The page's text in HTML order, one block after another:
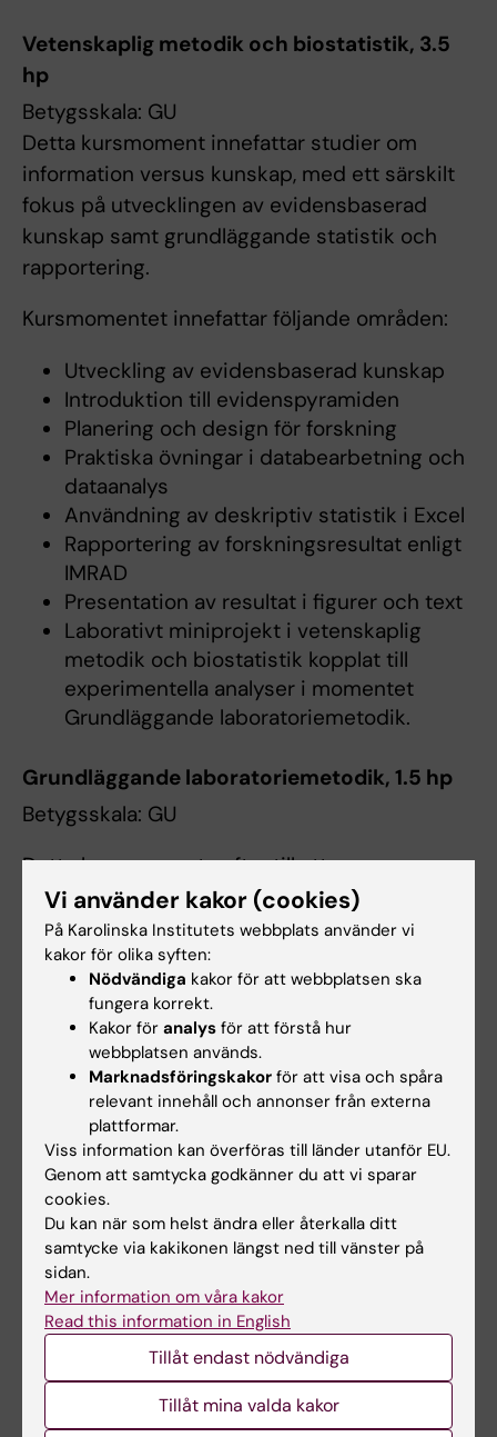
Vetenskaplig metodik och biostatistik, 3.5
hp
Betygsskala: GU
Detta kursmoment innefattar studier om
information versus kunskap, med ett särskilt
fokus på utvecklingen av evidensbaserad
kunskap samt grundläggande statistik och
rapportering.
Kursmomentet innefattar följande områden:
Utveckling av evidensbaserad kunskap
Introduktion till evidenspyramiden
Planering och design för forskning
Praktiska övningar i databearbetning och
dataanalys
Användning av deskriptiv statistik i Excel
Rapportering av forskningsresultat enligt
IMRAD
Presentation av resultat i figurer och text
Laborativt miniprojekt i vetenskaplig
metodik och biostatistik kopplat till
experimentella analyser i momentet
Grundläggande laboratoriemetodik.
Grundläggande laboratoriemetodik, 1.5 hp
Betygsskala: GU
Detta kursmoment syftar till att ge
studenterna praktisk erfarenhet av att
använda grundläggande laboratorieutrustning
samt att genomföra experimentella analyser
inom ramen för ett laborativt miniprojekt på
ett noggrant och systematiskt sätt.
Praktisk användning av basal
laboratorieutrustning
Genomförande av experimentella analyser
inom ett laborativt miniprojekt
Livets kemi,3.5hp
Betygsskala: GU
Detta kursmoment ger en översiktlig
förståelse för biomolekylers uppbyggnad,
molekylära strukturer och kemiska bindningar.
Kursmomentet innefattar följande områden:
Vi använder kakor (cookies)
På Karolinska Institutets webbplats använder vi
kakor för olika syften:
Nödvändiga kakor för att webbplatsen ska
fungera korrekt.
Kakor för analys för att förstå hur
webbplatsen används.
Marknadsföringskakor för att visa och spåra
relevant innehåll och annonser från externa
plattformar.
Viss information kan överföras till länder utanför EU.
Genom att samtycka godkänner du att vi sparar
cookies.
Du kan när som helst ändra eller återkalla ditt
samtycke via kakikonen längst ned till vänster på
sidan.
Mer information om våra kakor
Read this information in English
Tillåt endast nödvändiga
Tillåt mina valda kakor